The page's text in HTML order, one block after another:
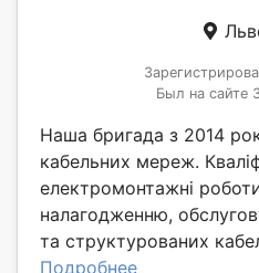
Был на сайте
Наша бригада з 2014
кабельних мереж.
електромонтажні
налагодженню,
та структурованих
Подробнее